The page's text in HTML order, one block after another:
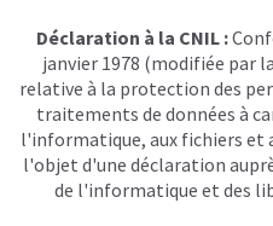
Déclaration à la CNIL :
janvier 1978 (modifiée par
relative à la protection des
traitements de données à
l'informatique, aux fichiers et
l'objet d'une déclaration
de l'informatique et des